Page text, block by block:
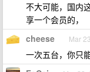
不大可能，国内
享一个会员的，
cheese Mar
一次五台，你只